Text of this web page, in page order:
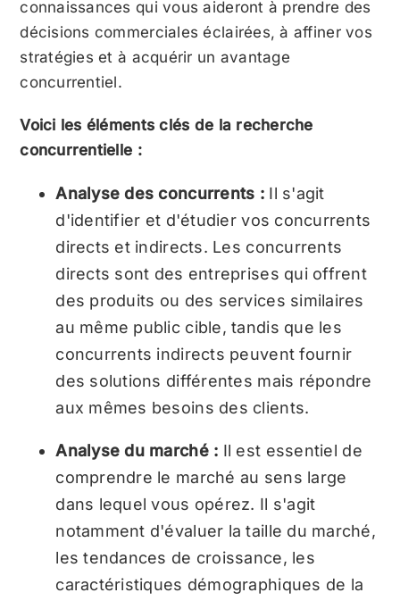
connaissances qui vous aideront à prendre des
décisions commerciales éclairées, à affiner vos
stratégies et à acquérir un avantage
concurrentiel.
Voici les éléments clés de la recherche
concurrentielle :
Analyse des concurrents : Il s'agit
d'identifier et d'étudier vos concurrents
directs et indirects. Les concurrents
directs sont des entreprises qui offrent
des produits ou des services similaires
au même public cible, tandis que les
concurrents indirects peuvent fournir
des solutions différentes mais répondre
aux mêmes besoins des clients.
Analyse du marché : Il est essentiel de
comprendre le marché au sens large
dans lequel vous opérez. Il s'agit
notamment d'évaluer la taille du marché,
les tendances de croissance, les
caractéristiques démographiques de la